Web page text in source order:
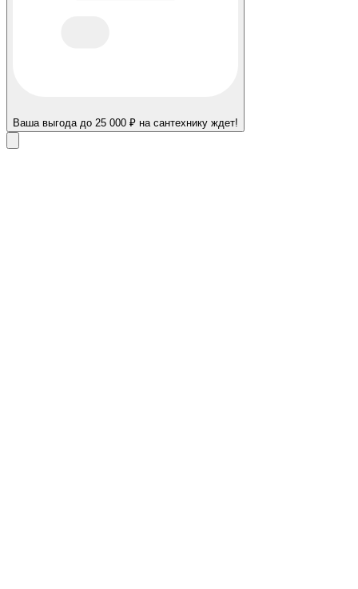
Ваша выгода до 25 000 ₽ на сантехнику ждет!